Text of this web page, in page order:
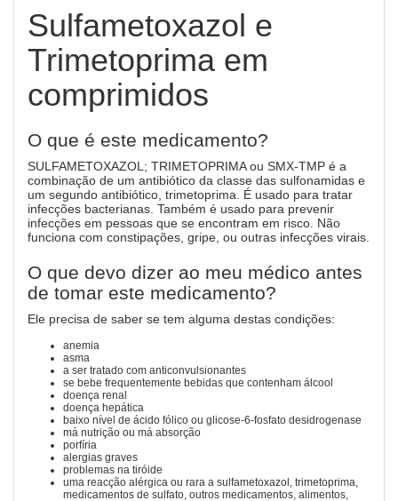
Sulfametoxazol e
Trimetoprima em
comprimidos
O que é este medicamento?
SULFAMETOXAZOL; TRIMETOPRIMA ou SMX-TMP é a
combinação de um antibiótico da classe das sulfonamidas e
um segundo antibiótico, trimetoprima. É usado para tratar
infecções bacterianas. Também é usado para prevenir
infecções em pessoas que se encontram em risco. Não
funciona com constipações, gripe, ou outras infecções virais.
O que devo dizer ao meu médico antes
de tomar este medicamento?
Ele precisa de saber se tem alguma destas condições:
anemia
asma
a ser tratado com anticonvulsionantes
se bebe frequentemente bebidas que contenham álcool
doença renal
doença hepática
baixo nível de ácido fólico ou glicose-6-fosfato desidrogenase
má nutrição ou má absorção
porfíria
alergias graves
problemas na tiróide
uma reacção alérgica ou rara a sulfametoxazol, trimetoprima,
medicamentos de sulfato, outros medicamentos, alimentos,